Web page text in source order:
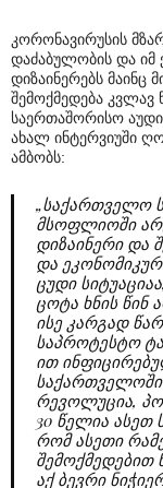
კორონავირუსის
დაძაბულობის და იმ
დიზაინერებს მაინც
შემოქმედება
საერთაშორისო
ახალ ინტერვიუში
ამბობს:
„საქართველო
მსოფლიოში
დიზაინერი და
და
ცუდი
ცოტა ხნის წინ
ისე კარგად
საპროტესტო
ით
რევოლუცია,
30 წელია ასეთ
რომ ასეთი
შემოქმედებით
აქ ბევრი